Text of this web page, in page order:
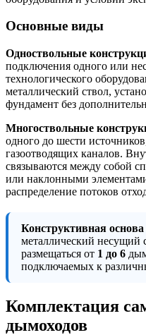
Основные виды
Одноствольные
подключения одного или
технологического
металлический ствол,
фундамент без
Многоствольные
одного до шести
газоотводящих каналов.
связываются между собой
или наклонными
распределение потоков
Конструктивная
металлический несущий
размещаться от 1 до 6
подключаемых к
Комплектация
дымоходов